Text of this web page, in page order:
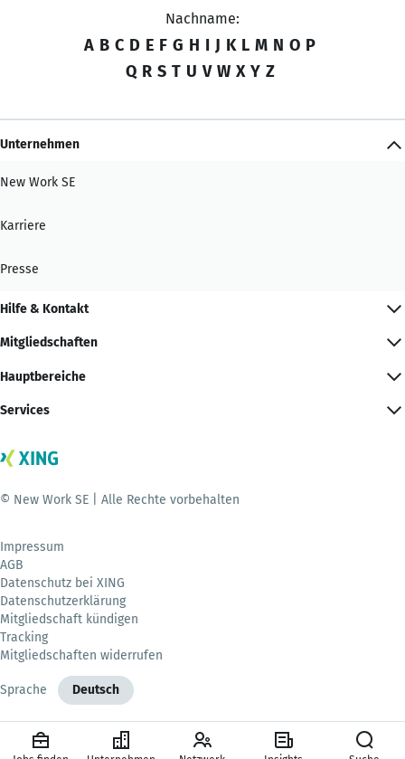
Nachname:
A B C D E F G H I J K L M N O P
Q R S T U V W X Y Z
Unternehmen
New Work SE
Karriere
Presse
Hilfe & Kontakt
Mitgliedschaften
Hauptbereiche
Services
© New Work SE | Alle Rechte vorbehalten
Impressum
AGB
Datenschutz bei XING
Datenschutzerklärung
Mitgliedschaft kündigen
Tracking
Mitgliedschaften widerrufen
Sprache Deutsch